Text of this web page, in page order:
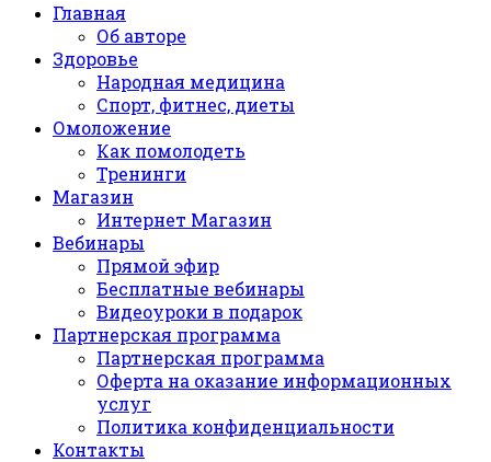
Главная
Об авторе
Здоровье
Народная медицина
Спорт, фитнес, диеты
Омоложение
Как помолодеть
Тренинги
Магазин
Интернет Магазин
Вебинары
Прямой эфир
Бесплатные вебинары
Видеоуроки в подарок
Партнерская программа
Партнерская программа
Оферта на оказание информационных
услуг
Политика конфиденциальности
Контакты